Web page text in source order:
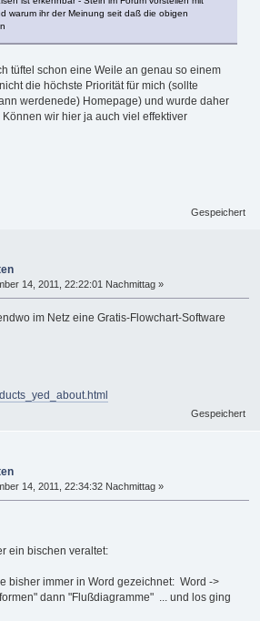
warum ihr der Meinung seit daß die obigen
tüftel schon eine Weile an genau so einem
die höchste Priorität für mich (sollte
werdenede) Homepage) und wurde daher
wir hier ja auch viel effektiver
Gespeichert
14, 2011, 22:22:01 Nachmittag »
im Netz eine Gratis-Flowchart-Software
Gespeichert
14, 2011, 22:34:32 Nachmittag »
ein bischen veraltet:
bisher immer in Word gezeichnet: Word ->
dann "Flußdiagramme" ... und los ging